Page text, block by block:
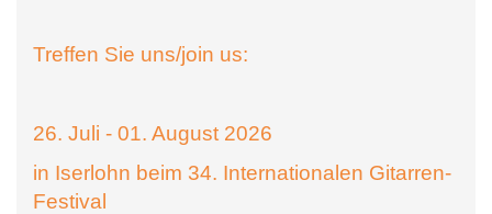
Treffen Sie uns/join us:
26. Juli - 01. August 2026
in Iserlohn beim 34. Internationalen Gitarren-
Festival